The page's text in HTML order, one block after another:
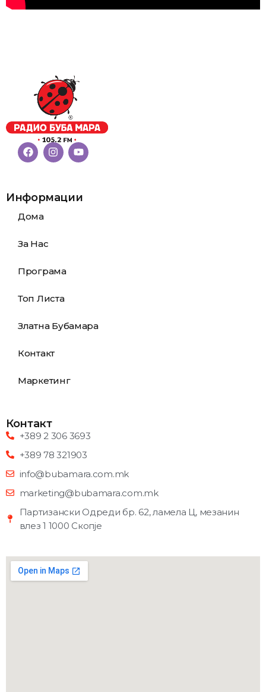
Информации
Дома
За Нас
Програма
Топ Листа
Златна Бубамара
Контакт
Маркетинг
Контакт
+389 2 306 3693
+389 78 321903
info@bubamara.com.mk
marketing@bubamara.com.mk
Партизански Одреди бр. 62, ламела Ц, мезанин
влез 1 1000 Скопје